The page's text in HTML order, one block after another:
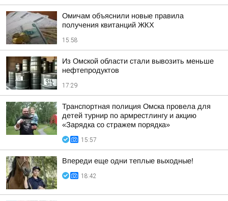
Омичам объяснили новые правила
получения квитанций ЖКХ
15:58
Из Омской области стали вывозить меньше
нефтепродуктов
17:29
Транспортная полиция Омска провела для
детей турнир по армрестлингу и акцию
«Зарядка со стражем порядка»
15:57
Впереди еще одни теплые выходные!
18:42